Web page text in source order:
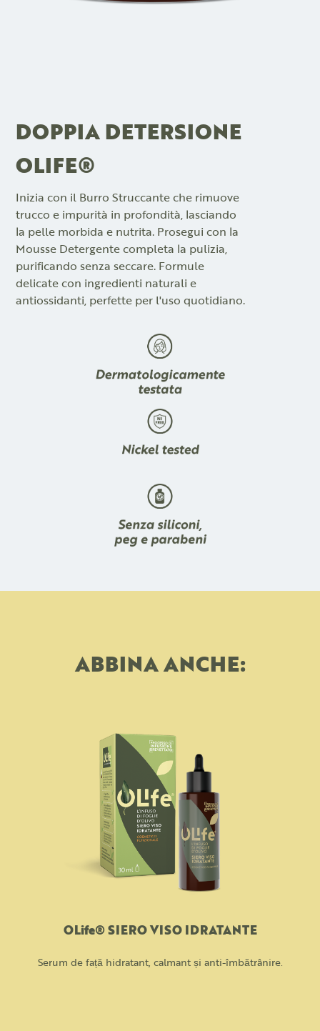
DOPPIA DETERSIONE
OLIFE®
Inizia con il Burro Struccante che rimuove
trucco e impurità in profondità, lasciando
la pelle morbida e nutrita. Prosegui con la
Mousse Detergente completa la pulizia,
purificando senza seccare. Formule
delicate con ingredienti naturali e
antiossidanti, perfette per l'uso quotidiano.
ABBINA ANCHE:
OLife® SIERO VISO IDRATANTE
Serum de față hidratant, calmant și anti-îmbătrânire.